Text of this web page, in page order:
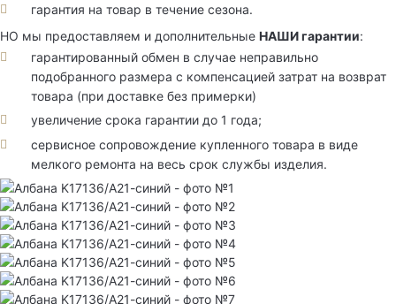
гарантия на товар в течение сезона.
НО мы предоставляем и дополнительные НАШИ гарантии:
гарантированный обмен в случае неправильно
подобранного размера с компенсацией затрат на возврат
товара (при доставке без примерки)
увеличение срока гарантии до 1 года;
сервисное сопровождение купленного товара в виде
мелкого ремонта на весь срок службы изделия.